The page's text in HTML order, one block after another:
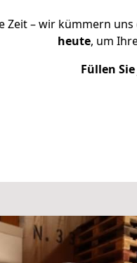
Zeit – wir kümmern
heute, um
Füllen